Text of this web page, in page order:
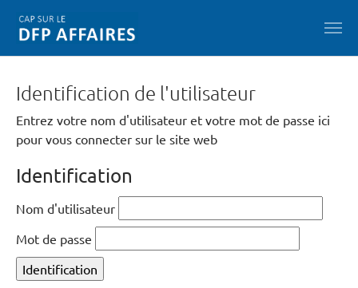
Identification de l'utilisateur
Entrez votre nom d'utilisateur et votre mot de passe ici
pour vous connecter sur le site web
Identification
Nom d'utilisateur
Mot de passe